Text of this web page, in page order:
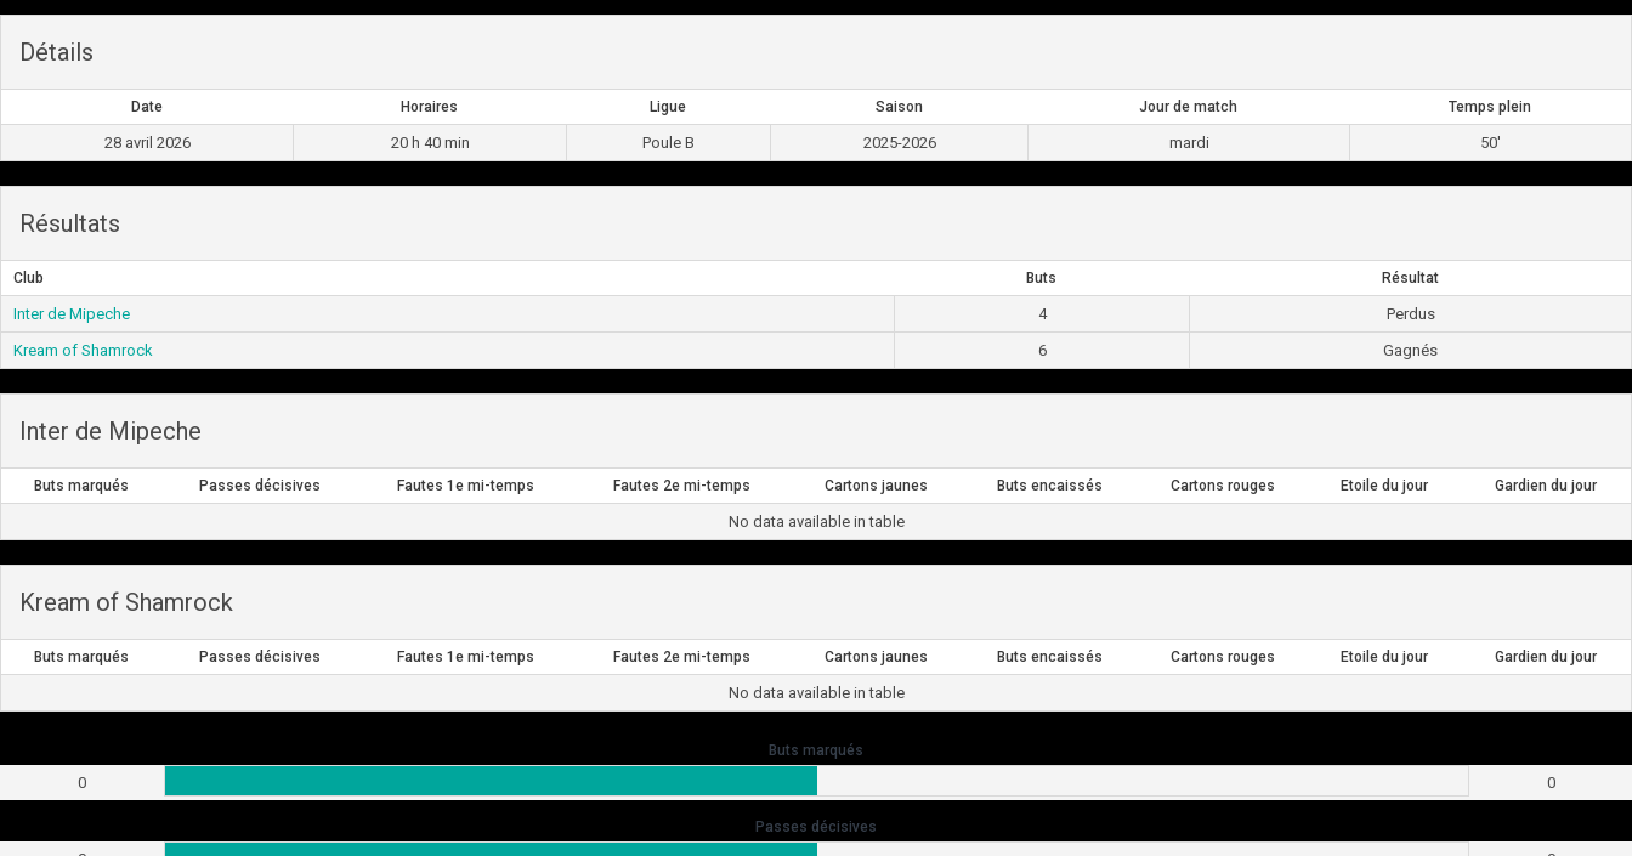
Détails
Date Horaires Ligue Saison Jour de match Temps plein
28 avril 2026 20 h 40 min Poule B 2025-2026 mardi 50'
Résultats
Club Buts Résultat
Inter de Mipeche 4
Perdus
Kream of Shamrock
6 Gagnés
Inter de Mipeche
Buts marqués Passes décisives Fautes 1e mi-temps Fautes 2e mi-temps Cartons jaunes Buts encaissés Cartons rouges Etoile du jour Gardien du jour
No data available in table
Kream of Shamrock
Buts marqués Passes décisives Fautes 1e mi-temps Fautes 2e mi-temps Cartons jaunes Buts encaissés Cartons rouges Etoile du jour Gardien du jour
No data available in table
Buts marqués
0 0
Passes décisives